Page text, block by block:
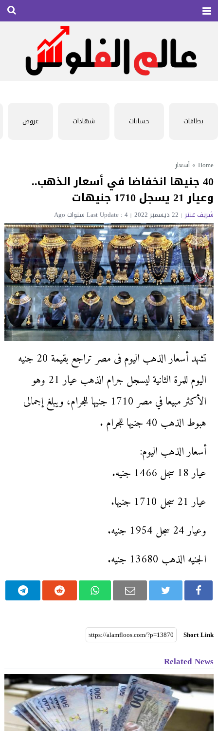
بطاقات حسابات شهادات عروض
Home
» أسعار
40 جنيها انخفاضا في أسعار الذهب..
وعيار 21 يسجل 1710 جنيهات
شريف عنتر 22 ديسمبر 2022 Last Update : 4 سنوات Ago
تشهد أسعار الذهب اليوم فى مصر تراجع بقيمة 20 جنيه
اليوم للمرة الثانية ليسجل جرام الذهب عيار 21 وهو
الأكثر مبيعا في مصر 1710 جنيها للجرام، ويبلغ إجمالى
هبوط الذهب 40 جنيها للجرام .
أسعار الذهب اليوم:
عيار 18 سجل 1466 جنيه.
عيار 21 سجل 1710 جنيها.
وعيار 24 سجل 1954 جنيه.
الجنيه الذهب 13680 جنيه.
Short Link
Related News